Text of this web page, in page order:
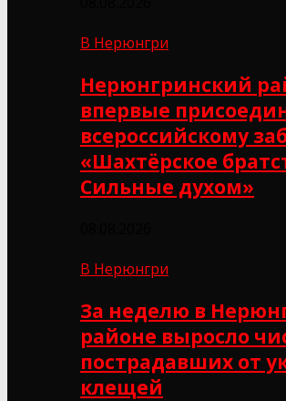
В Нерюнгри
Нерюнгринский
впервые
всероссийскому
«Шахтёрское
Сильные духом»
В Нерюнгри
За неделю в
районе выросло
пострадавших от
клещей